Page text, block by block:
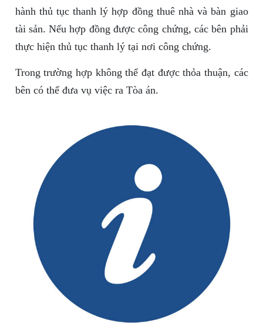
hành thủ tục thanh lý hợp đồng thuê nhà và bàn giao
tài sản. Nếu hợp đồng được công chứng, các bên phải
thực hiện thủ tục thanh lý tại nơi công chứng.
Trong trường hợp không thể đạt được thỏa thuận, các
bên có thể đưa vụ việc ra Tòa án.